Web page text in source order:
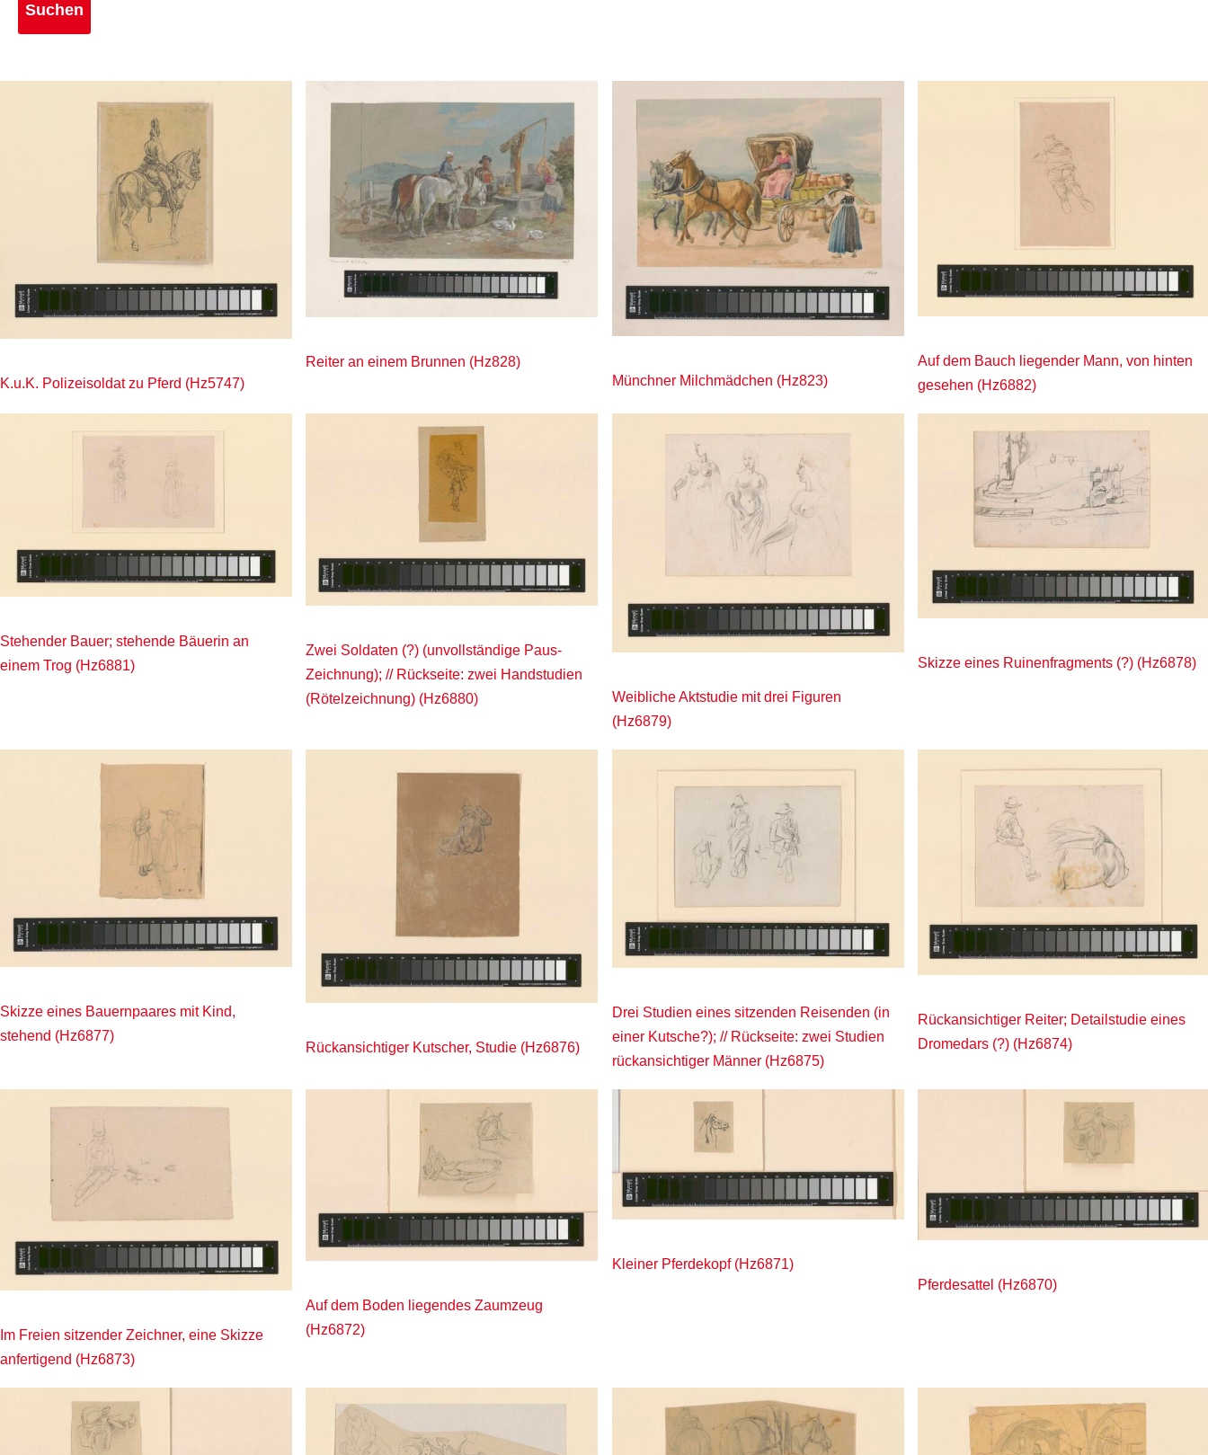
K.u.K. Polizeisoldat zu Pferd (Hz5747)
Reiter an einem Brunnen (Hz828)
Münchner Milchmädchen (Hz823)
Auf dem Bauch liegender Mann, von hinten
gesehen (Hz6882)
Stehender Bauer; stehende Bäuerin an
einem Trog (Hz6881)
Zwei Soldaten (?) (unvollständige Paus-
Zeichnung); // Rückseite: zwei Handstudien
(Rötelzeichnung) (Hz6880)
Weibliche Aktstudie mit drei Figuren
(Hz6879)
Skizze eines Ruinenfragments (?) (Hz6878)
Skizze eines Bauernpaares mit Kind,
stehend (Hz6877)
Rückansichtiger Kutscher, Studie (Hz6876)
Drei Studien eines sitzenden Reisenden (in
einer Kutsche?); // Rückseite: zwei Studien
rückansichtiger Männer (Hz6875)
Rückansichtiger Reiter; Detailstudie eines
Dromedars (?) (Hz6874)
Im Freien sitzender Zeichner, eine Skizze
anfertigend (Hz6873)
Auf dem Boden liegendes Zaumzeug
(Hz6872)
Kleiner Pferdekopf (Hz6871)
Pferdesattel (Hz6870)